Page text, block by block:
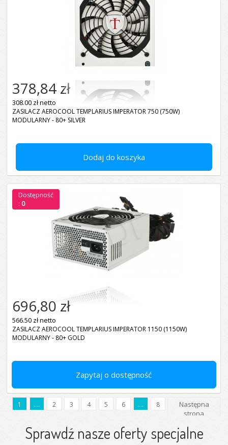
Dodaj do koszyka
378,84 zł
308.00 zł netto
ZASILACZ AEROCOOL TEMPLARIUS IMPERATOR 750 (750W)
MODULARNY - 80+ SILVER
Zapytaj o dostępność
696,80 zł
566.50 zł netto
ZASILACZ AEROCOOL TEMPLARIUS IMPERATOR 1150 (1150W)
MODULARNY - 80+ GOLD
Dostępność
: 0
1 .... 2 3 4 5 6 .... 8
Następna
strona
Sprawdź nasze oferty specjalne